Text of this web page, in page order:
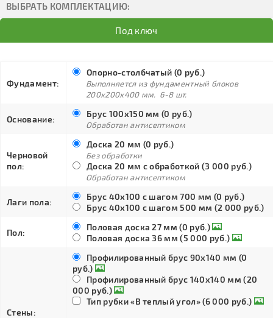
ВЫБРАТЬ КОМПЛЕКТАЦИЮ:
Под ключ
Фундамент:
Опорно-столбчатый (0 руб.)
Выполняется из фундаментный блоков
200х200х400 мм. 6-8 шт.
Основание:
Брус 100х150 мм (0 руб.)
Обработан антисептиком
Черновой
пол:
Доска 20 мм (0 руб.)
Без обработки
Доска 20 мм с обработкой (3 000 руб.)
Обработан антисептиком
Лаги пола:
Брус 40х100 с шагом 700 мм (0 руб.)
Брус 40х100 с шагом 500 мм (2 000 руб.)
Пол:
Половая доска 27 мм (0 руб.)
Половая доска 36 мм (5 000 руб.)
Стены:
Профилированный брус 90х140 мм (0
руб.)
Профилированный брус 140х140 мм (20
000 руб.)
Тип рубки «В теплый угол» (6 000 руб.)